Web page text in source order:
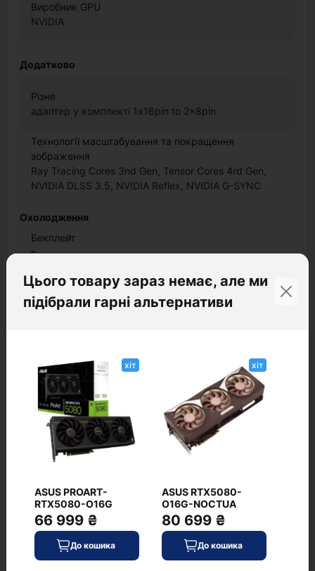
Виробник GPU
NVIDIA
Додатково
Різне
адаптер у комплекті 1x16pin to 2x8pin
Технології масштабування та покращення
зображення
Ray Tracing Cores 3nd Gen, Tensor Cores 4rd Gen,
NVIDIA DLSS 3.5, NVIDIA Reflex, NVIDIA G-SYNC
Охолодження
Бекплейт
є
Зупинка вентиляторів у простої
є
Відгуки
+ Додати відгук
Немає відгуків про цей товар, станьте
першим, залиште свій відгук.
Цього товару зараз немає, але ми
підібрали гарні альтернативи
хіт
ASUS PROART-
RTX5080-O16G
66 999 ₴
До кошика
хіт
ASUS RTX5080-
O16G-NOCTUA
80 699 ₴
До кошика